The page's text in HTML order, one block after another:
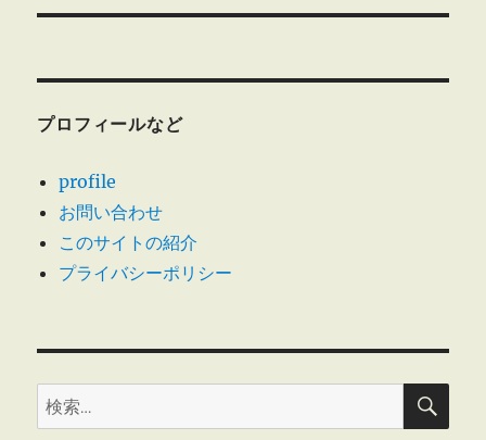
シ
ン
稿:
プロフィールなど
profile
お問い合わせ
このサイトの紹介
プライバシーポリシー
検
索:
検